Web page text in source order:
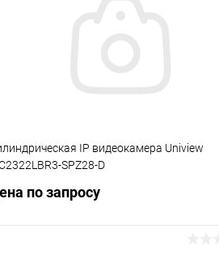
IP видеокамера Uniview
SPZ28-D
по запросу